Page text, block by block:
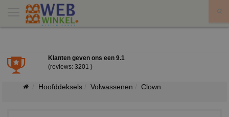
Klanten geven ons een 9.1
(reviews: 3201 )
Hoofddeksels Volwassenen Clown